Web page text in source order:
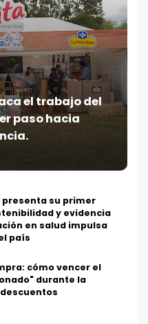
el trabajo del
paso hacia
presenta su primer
y evidencia
en salud impulsa
país
cómo vencer el
durante la